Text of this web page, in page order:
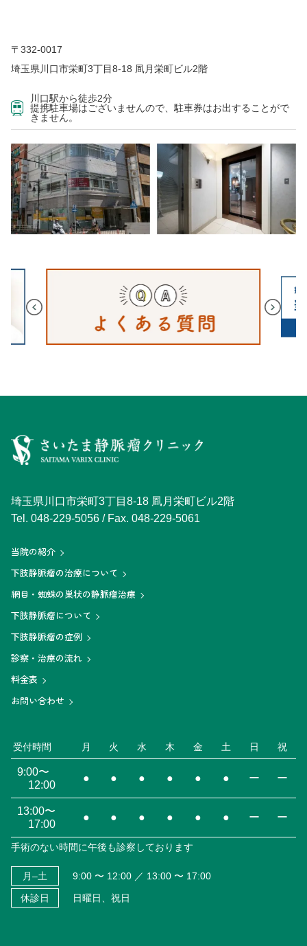
〒332-0017
埼玉県川口市栄町3丁目8-18 凮月栄町ビル2階
川口駅から徒歩2分
提携駐車場はございませんので、駐車券はお出することがで
きません。
埼玉県川口市栄町3丁目8-18 凮月栄町ビル2階
Tel. 048-229-5056 / Fax. 048-229-5061
当院の紹介
下肢静脈瘤の治療について
網目・蜘蛛の巣状の静脈瘤治療
下肢静脈瘤について
下肢静脈瘤の症例
診察・治療の流れ
料金表
お問い合わせ
受付時間 月 火 水 木 金 土 日 祝
9:00〜
12:00
● ● ● ● ● ● ー ー
13:00〜
17:00
● ● ● ● ● ● ー ー
手術のない時間に午後も診察しております
月–土
9:00 〜 12:00 ／ 13:00 〜 17:00
休診日
日曜日、祝日